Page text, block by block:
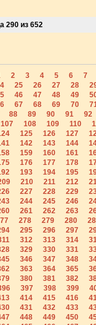
290 из 652
2 3 4 5 6
7
25 26 27 28
46 47 48 49
67 68 69 70
88 89 90 91
92
107
108 109 110
125 126 127
142 143 144
159 160 161
176 177 178
193 194 195
210 211 212
227 228 229
244 245 246
261 262 263
278 279 280
295 296 297
312 313 314
329 330 331
346 347 348
363 364 365
380 381 382
397 398 399
414 415 416
431 432 433
448 449 450